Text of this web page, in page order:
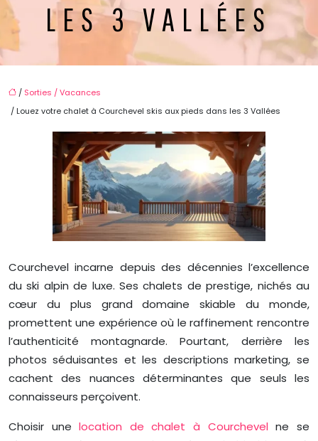
LES 3 VALLÉES
/ Sorties / Vacances
/ Louez votre chalet à Courchevel skis aux pieds dans les 3 Vallées
Courchevel incarne depuis des décennies l’excellence
du ski alpin de luxe. Ses chalets de prestige, nichés au
cœur du plus grand domaine skiable du monde,
promettent une expérience où le raffinement rencontre
l’authenticité montagnarde. Pourtant, derrière les
photos séduisantes et les descriptions marketing, se
cachent des nuances déterminantes que seuls les
connaisseurs perçoivent.
Choisir unelocation de chalet à Courchevel ne se